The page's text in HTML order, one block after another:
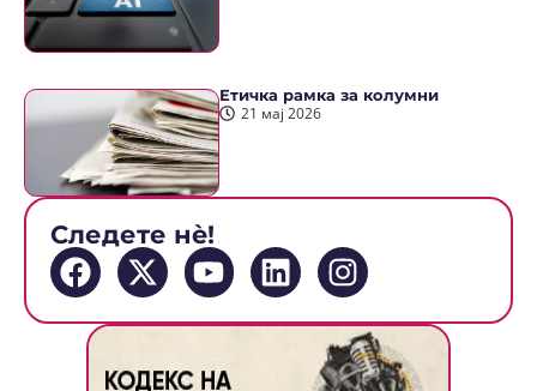
Етичка рамка за колумни
21 мај 2026
Следете нè!